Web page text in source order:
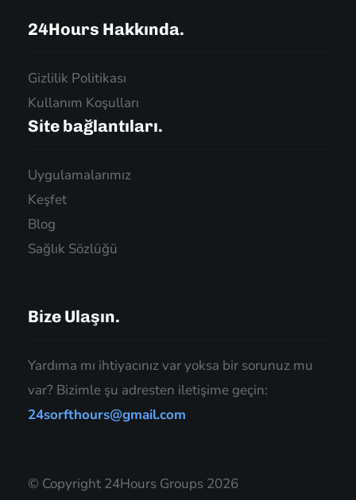
24Hours Hakkında.
Gizlilik Politikası
Kullanım Koşulları
Site bağlantıları.
Uygulamalarımız
Keşfet
Blog
Sağlık Sözlüğü
Bize Ulaşın.
Yardıma mı ihtiyacınız var yoksa bir sorunuz mu
var? Bizimle şu adresten iletişime geçin:
24sorfthours@gmail.com
© Copyright 24Hours Groups 2026